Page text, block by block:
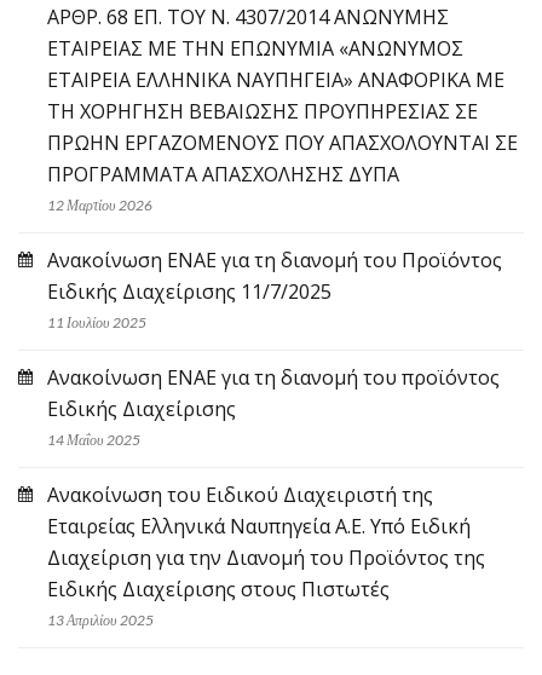
ΑΡΘΡ. 68 ΕΠ. ΤΟΥ Ν. 4307/2014 ΑΝΩΝΥΜΗΣ
ΕΤΑΙΡΕΙΑΣ ΜΕ ΤΗΝ ΕΠΩΝΥΜΙΑ «ΑΝΩΝΥΜΟΣ
ΕΤΑΙΡΕΙΑ ΕΛΛΗΝΙΚΑ ΝΑΥΠΗΓΕΙΑ» ΑΝΑΦΟΡΙΚΑ ΜΕ
ΤΗ ΧΟΡΗΓΗΣΗ ΒΕΒΑΙΩΣΗΣ ΠΡΟΥΠΗΡΕΣΙΑΣ ΣΕ
ΠΡΩΗΝ ΕΡΓΑΖΟΜΕΝΟΥΣ ΠΟΥ ΑΠΑΣΧΟΛΟΥΝΤΑΙ ΣΕ
ΠΡΟΓΡΑΜΜΑΤΑ ΑΠΑΣΧΟΛΗΣΗΣ ΔΥΠΑ
12 Μαρτίου 2026
Ανακοίνωση ΕΝΑΕ για τη διανομή του Προϊόντος
Ειδικής Διαχείρισης 11/7/2025
11 Ιουλίου 2025
Ανακοίνωση ΕΝΑΕ για τη διανομή του προϊόντος
Ειδικής Διαχείρισης
14 Μαΐου 2025
Ανακοίνωση του Ειδικού Διαχειριστή της
Εταιρείας Ελληνικά Ναυπηγεία Α.Ε. Υπό Ειδική
Διαχείριση για την Διανομή του Προϊόντος της
Ειδικής Διαχείρισης στους Πιστωτές
13 Απριλίου 2025